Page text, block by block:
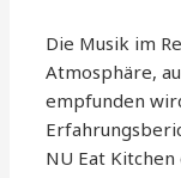
Die Musik im
Atmosphäre,
empfunden
NU Eat